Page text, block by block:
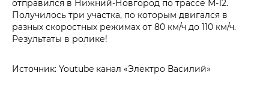
отправился в Нижний-Новгород по трассе М-12.
Получилось три участка, по которым двигался в
разных скоростных режимах от 80 км/ч до 110 км/ч.
Результаты в ролике!
Источник: Youtube канал «Электро Василий»